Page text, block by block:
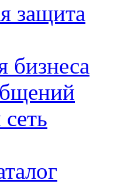
защита
бизнеса